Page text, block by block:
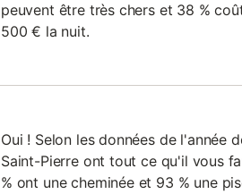
peuvent être très chers et 38 %
500 € la nuit.
Oui ! Selon les données de l'année
Saint-Pierre ont tout ce qu'il vous
% ont une cheminée et 93 % une